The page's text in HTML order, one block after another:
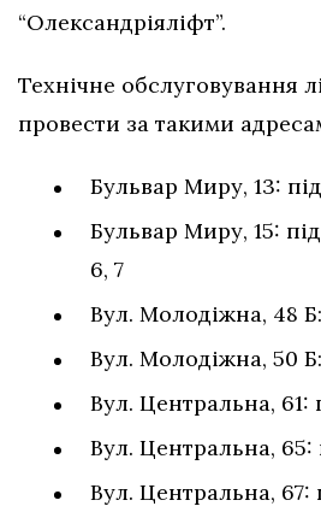
“Олександріяліфт”.
Технічне обслуговування
провести за такими
Бульвар Миру, 13:
Бульвар Миру, 15:
6, 7
Вул. Молодіжна, 48
Вул. Молодіжна, 50
Вул. Центральна, 61:
Вул. Центральна, 65:
Вул. Центральна, 67: